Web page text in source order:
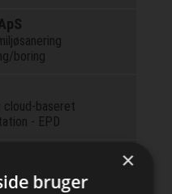
boring
baseret
- EPD
med gravekasser ×
bruger